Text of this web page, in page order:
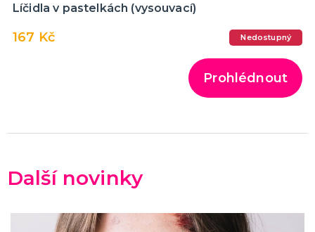
Líčidla v pastelkách (vysouvací)
167 Kč Nedostupný
Prohlédnout
Další novinky